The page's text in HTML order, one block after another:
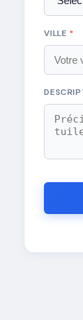
VILLE *